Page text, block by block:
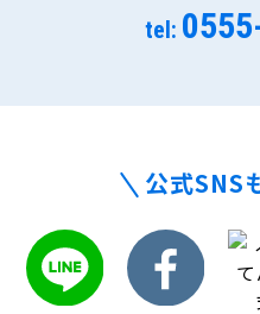
tel:
公式SNS